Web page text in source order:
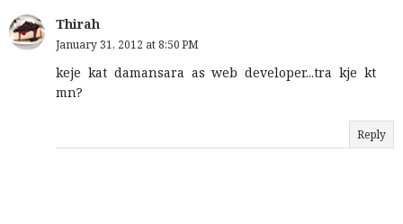
Thirah
January 31, 2012 at 8:50 PM
keje kat damansara as web developer...tra kje kt
mn?
Reply